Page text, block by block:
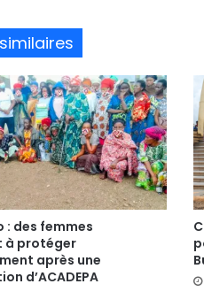
: des femmes
à protéger
après une
d’ACADEPA